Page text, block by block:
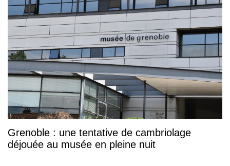
Grenoble : une tentative de cambriolage
déjouée au musée en pleine nuit